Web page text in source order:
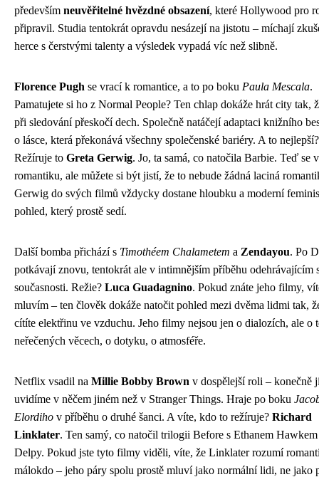
především neuvěřitelné hvězdné obsazení, které Hollywood pro
připravil. Studia tentokrát opravdu nesázejí na jistotu – míchají
herce s čerstvými talenty a výsledek vypadá víc než slibně.
Florence Pugh se vrací k romantice, a to po boku Paula Mescala.
Pamatujete si ho z Normal People? Ten chlap dokáže hrát city tak,
při sledování přeskočí dech. Společně natáčejí adaptaci knižního
o lásce, která překonává všechny společenské bariéry. A to nejlepší?
Režíruje to Greta Gerwig. Jo, ta samá, co natočila Barbie. Teď se
romantiku, ale můžete si být jistí, že to nebude žádná laciná
Gerwig do svých filmů vždycky dostane hloubku a moderní
pohled, který prostě sedí.
Další bomba přichází s Timothéem Chalametem a Zendayou. Po
potkávají znovu, tentokrát ale v intimnějším příběhu odehrávajícím
současnosti. Režie? Luca Guadagnino. Pokud znáte jeho filmy,
mluvím – ten člověk dokáže natočit pohled mezi dvěma lidmi tak,
cítíte elektřinu ve vzduchu. Jeho filmy nejsou jen o dialozích, ale o
neřečených věcech, o dotyku, o atmosféře.
Netflix vsadil na Millie Bobby Brown v dospělejší roli – konečně
uvidíme v něčem jiném než v Stranger Things. Hraje po boku
Elordiho v příběhu o druhé šanci. A víte, kdo to režíruje? Richard
Linklater. Ten samý, co natočil trilogii Before s Ethanem
Delpy. Pokud jste tyto filmy viděli, víte, že Linklater rozumí
málokdo – jeho páry spolu prostě mluví jako normální lidi, ne jako